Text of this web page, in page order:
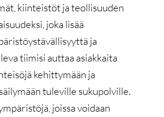
kiinteistöt ja teollisuuden
joka lisää
ja
tiimisi auttaa asiakkaita
kehittymään ja
tuleville sukupolville.
joissa voidaan